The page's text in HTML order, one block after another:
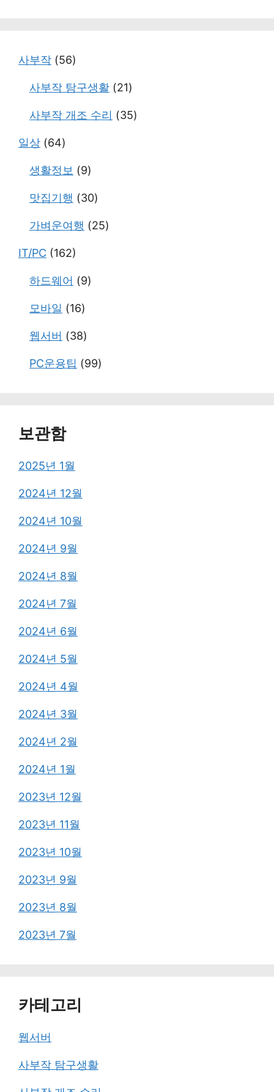
사부작 (56)
사부작 탐구생활 (21)
사부작 개조 수리 (35)
일상 (64)
생활정보 (9)
맛집기행 (30)
가벼운여행 (25)
IT/PC (162)
하드웨어 (9)
모바일 (16)
웹서버 (38)
PC운용팁 (99)
보관함
2025년 1월
2024년 12월
2024년 10월
2024년 9월
2024년 8월
2024년 7월
2024년 6월
2024년 5월
2024년 4월
2024년 3월
2024년 2월
2024년 1월
2023년 12월
2023년 11월
2023년 10월
2023년 9월
2023년 8월
2023년 7월
카테고리
웹서버
사부작 탐구생활